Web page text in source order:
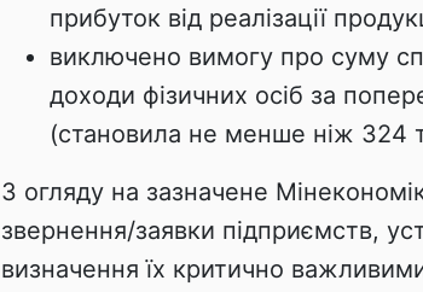
прибуток від реалізації
виключено вимогу про суму
доходи фізичних осіб за
(становила не менше ніж 324
З огляду на зазначене
звернення/заявки підприємств,
визначення їх критично